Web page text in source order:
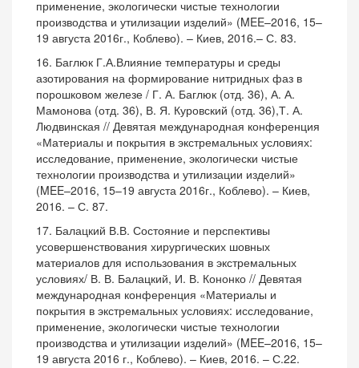
применение, экологически чистые технологии
производства и утилизации изделий» (MEE–2016, 15–
19 августа 2016г., Коблево). – Киев, 2016.– С. 83.
16. Баглюк Г.А.Влияние температуры и среды
азотирования на формирование нитридных фаз в
порошковом железе / Г. А. Баглюк (отд. 36), А. А.
Мамонова (отд. 36), В. Я. Куровский (отд. 36),Т. А.
Людвинская // Девятая международная конференция
«Материалы и покрытия в экстремальных условиях:
исследование, применение, экологически чистые
технологии производства и утилизации изделий»
(MEE–2016, 15–19 августа 2016г., Коблево). – Киев,
2016. – С. 87.
17. Балацкий В.В. Состояние и перспективы
усовершенствования хирургических шовных
материалов для использования в экстремальных
условиях/ В. В. Балацкий, И. В. Кононко // Девятая
международная конференция «Материалы и
покрытия в экстремальных условиях: исследование,
применение, экологически чистые технологии
производства и утилизации изделий» (MEE–2016, 15–
19 августа 2016 г., Коблево). – Киев, 2016. – С.22.